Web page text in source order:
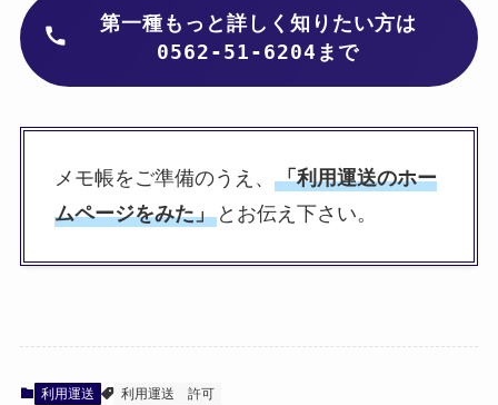
第一種もっと詳しく知りたい方は
0562-51-6204まで
メモ帳をご準備のうえ、 「利用運送のホー
ムページをみた」とお伝え下さい。
利用運送 利用運送 許可